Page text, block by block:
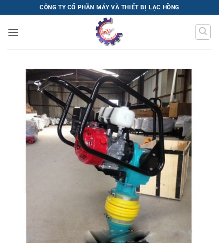
qua
nội
CÔNG TY CỔ PHẦN MÁY VÀ THIẾT BỊ LẠC HỒNG